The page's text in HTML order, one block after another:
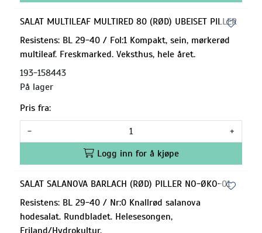
SALAT MULTILEAF MULTIRED 80 (RØD) UBEISET PILLER
Resistens: BL 29-40 / Fol:1 Kompakt, sein, mørkerød
multileaf. Freskmarked. Veksthus, hele året.
193-158443
På lager
Pris fra:
-
+
Logg inn for å kjøpe
SALAT SALANOVA BARLACH (RØD) PILLER NO-ØKO-01
Resistens: BL 29-40 / Nr:0 Knallrød salanova
hodesalat. Rundbladet. Helesesongen,
Friland/Hydrokultur.